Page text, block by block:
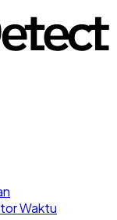
Waktu